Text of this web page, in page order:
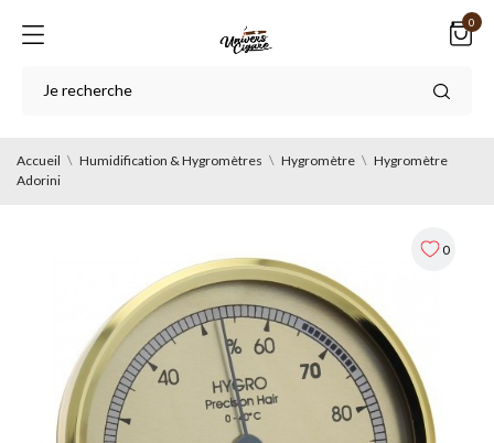
0
Accueil Humidification & Hygromètres Hygromètre
Hygromètre
Adorini
0